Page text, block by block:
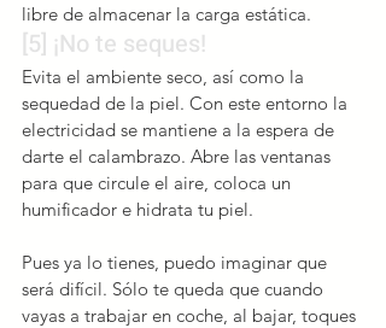
libre de almacenar la carga estática.
[5] ¡No te seques!
Evita el ambiente seco, así como la
sequedad de la piel. Con este entorno la
electricidad se mantiene a la espera de
darte el calambrazo. Abre las ventanas
para que circule el aire, coloca un
humificador e hidrata tu piel.
Pues ya lo tienes, puedo imaginar que
será difícil. Sólo te queda que cuando
vayas a trabajar en coche, al bajar, toques